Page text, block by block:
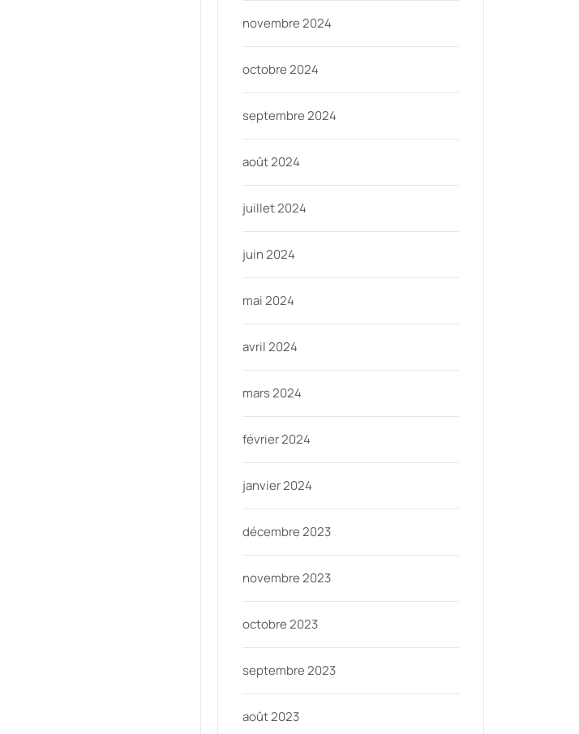
novembre 2024
octobre 2024
septembre 2024
août 2024
juillet 2024
juin 2024
mai 2024
avril 2024
mars 2024
février 2024
janvier 2024
décembre 2023
novembre 2023
octobre 2023
septembre 2023
août 2023